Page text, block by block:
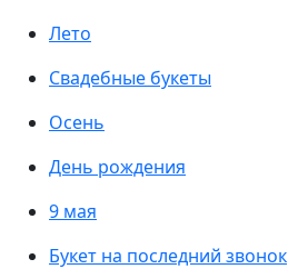
Лето
Свадебные букеты
Осень
День рождения
9 мая
Букет на последний звонок